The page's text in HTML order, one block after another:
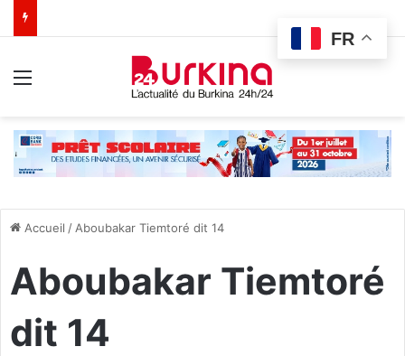
Accueil / Aboubakar Tiemtoré dit 14
Aboubakar Tiemtoré
dit 14
FR